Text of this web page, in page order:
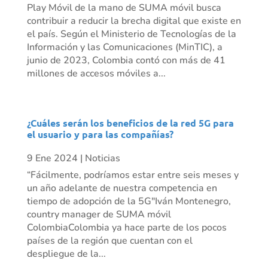
Play Móvil de la mano de SUMA móvil busca
contribuir a reducir la brecha digital que existe en
el país. Según el Ministerio de Tecnologías de la
Información y las Comunicaciones (MinTIC), a
junio de 2023, Colombia contó con más de 41
millones de accesos móviles a...
¿Cuáles serán los beneficios de la red 5G para
el usuario y para las compañías?
9 Ene 2024 | Noticias
“Fácilmente, podríamos estar entre seis meses y
un año adelante de nuestra competencia en
tiempo de adopción de la 5G"Iván Montenegro,
country manager de SUMA móvil
ColombiaColombia ya hace parte de los pocos
países de la región que cuentan con el
despliegue de la...